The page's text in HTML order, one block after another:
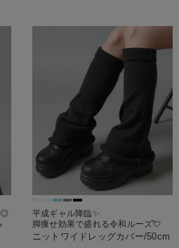
◎
平成ギャル降臨✨
脚痩せ効果で盛れる令和ルーズ💘
ニットワイドレッグカバー/50cm